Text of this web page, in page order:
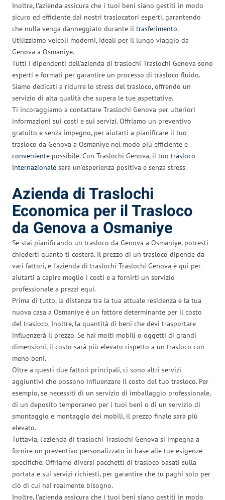
Inoltre, l’azienda assicura che i tuoi beni siano gestiti in modo
sicuro ed efficiente dai nostri traslocatori esperti, garantendo
che nulla venga danneggiato durante il trasferimento.
Utilizziamo veicoli moderni, ideali per il lungo viaggio da
Genova a Osmaniye.
Tutti i dipendenti dell’azienda di traslochi Traslochi Genova sono
esperti e formati per garantire un processo di trasloco fluido.
Siamo dedicati a ridurre lo stress del trasloco, offrendo un
servizio di alta qualità che supera le tue aspettative.
Ti incoraggiamo a contattare Traslochi Genova per ulteriori
informazioni sui costi e sui servizi. Offriamo un preventivo
gratuito e senza impegno, per aiutarti a pianificare il tuo
trasloco da Genova a Osmaniye nel modo più efficiente e
conveniente possibile. Con Traslochi Genova, il tuo trasloco
internazionale sarà un’esperienza positiva e senza stress.
Azienda di Traslochi
Economica per il Trasloco
da Genova a Osmaniye
Se stai pianificando un trasloco da Genova a Osmaniye, potresti
chiederti quanto ti costerà. Il prezzo di un trasloco dipende da
vari fattori, e l’azienda di traslochi Traslochi Genova è qui per
aiutarti a capire meglio i costi e a fornirti un servizio
professionale a prezzi equi.
Prima di tutto, la distanza tra la tua attuale residenza e la tua
nuova casa a Osmaniye è un fattore determinante per il costo
del trasloco. Inoltre, la quantità di beni che devi trasportare
influenzerà il prezzo. Se hai molti mobili o oggetti di grandi
dimensioni, il costo sarà più elevato rispetto a un trasloco con
meno beni.
Oltre a questi due fattori principali, ci sono altri servizi
aggiuntivi che possono influenzare il costo del tuo trasloco. Per
esempio, se necessiti di un servizio di imballaggio professionale,
di un deposito temporaneo per i tuoi beni o di un servizio di
smontaggio e montaggio dei mobili, il prezzo finale sarà più
elevato.
Tuttavia, l’azienda di traslochi Traslochi Genova si impegna a
fornire un preventivo personalizzato in base alle tue esigenze
specifiche. Offriamo diversi pacchetti di trasloco basati sulla
portata e sui servizi richiesti, per garantire che tu paghi solo per
ciò di cui hai realmente bisogno.
Inoltre, l’azienda assicura che i tuoi beni siano gestiti in modo